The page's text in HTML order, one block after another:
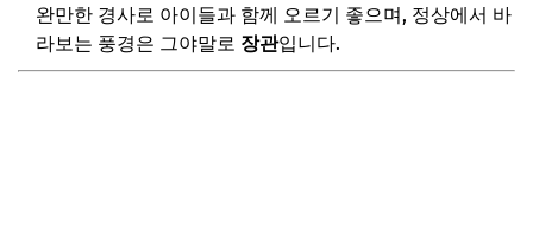
완만한 경사로 아이들과 함께 오르기 좋으며, 정상에서 바
라보는 풍경은 그야말로 장관입니다.